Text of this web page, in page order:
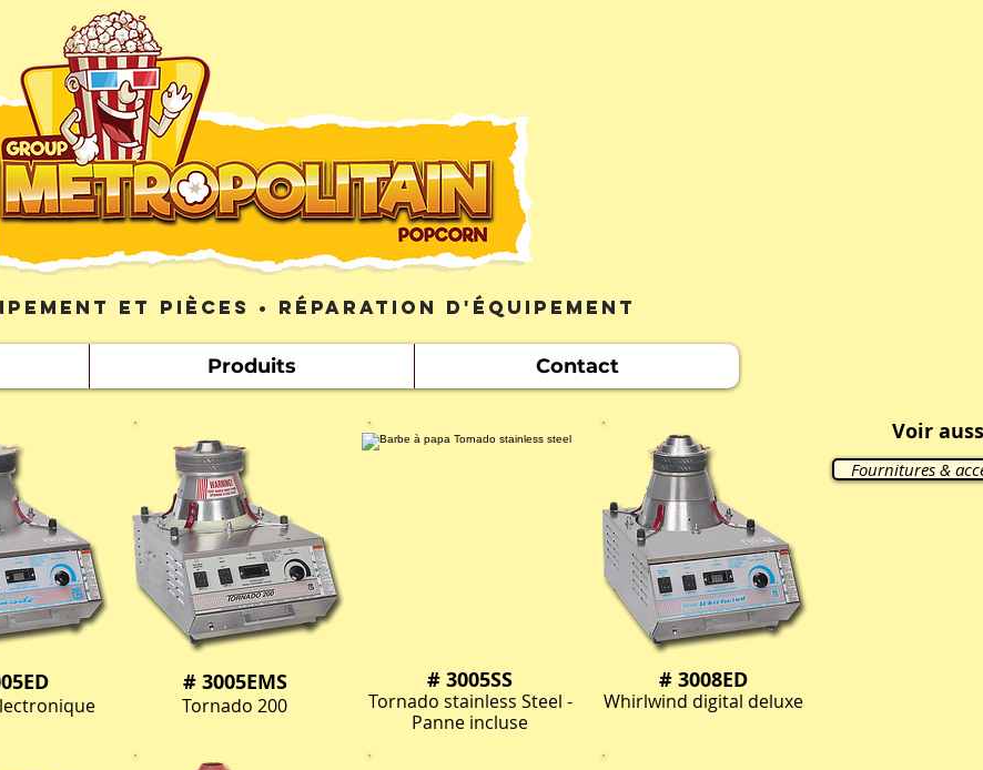
et pièces • Réparation d'équipement
Produits Contact
# 3005EMS
Tornado 200
# 3005SS
Tornado stainless Steel -
Panne incluse
Voir
Fournitures &
# 3008ED
Whirlwind digital deluxe